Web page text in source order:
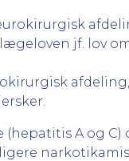
jf. lov
(hepatitis A og